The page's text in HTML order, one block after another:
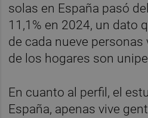
solas en España pasó
11,1% en 2024, un dato
de cada nueve personas
de los hogares son
En cuanto al perfil, el
España, apenas vive